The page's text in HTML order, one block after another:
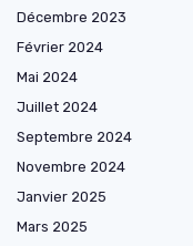
Décembre 2023
Février 2024
Mai 2024
Juillet 2024
Septembre 2024
Novembre 2024
Janvier 2025
Mars 2025